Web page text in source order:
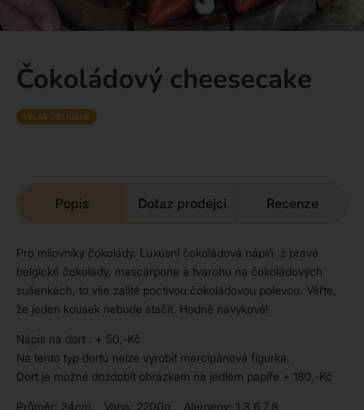
Čokoládový cheesecake
VELMI OBLÍBENÉ
Popis Dotaz prodejci Recenze
Pro milovníky čokolády. Luxusní čokoládová náplň z pravé
belgické čokolády, mascarpone a tvarohu na čokoládových
sušenkách, to vše zalité poctivou čokoládovou polevou. Věřte,
že jeden kousek nebude stačit. Hodně návykové!
Nápis na dort : + 50,-Kč
Na tento typ dortu nelze vyrobit marcipánová figurka.
Dort je možné dozdobit obrázkem na jedlém papíře + 180,-Kč
Průměr: 24cm Váha: 2200g Alergeny: 1,3,6,7,8